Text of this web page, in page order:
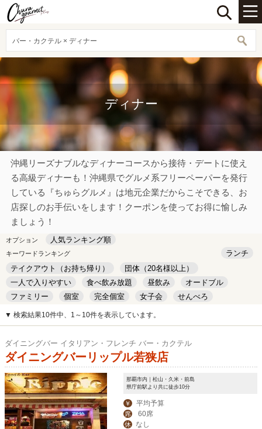
バー・カクテル × ディナー
ディナー
沖縄リーズナブルなディナーコースから接待・デートに使え
る高級ディナーも！沖縄県でグルメ系フリーペーパーを発行
している『ちゅらグルメ』は地元企業だからこそできる、お
店探しのお手伝いをします！クーポンを使ってお得に愉しみ
ましょう！
オプション 人気ランキング順
キーワードランキング
ランチ
テイクアウト（お持ち帰り）
団体（20名様以上）
一人で入りやすい
食べ飲み放題 昼飲み
オードブル
ファミリー
個室 完全個室 女子会
せんべろ
キッズルーム
安い デート
▼ 検索結果10件中、1～10件を表示しています。
ダイニングバー イタリアン・フレンチ バー・カクテル
ダイニングバーリップル若狭店
那覇市内｜松山・久米・前島
県庁前駅より共に徒歩10分
￥ 平均予算
席 60席
休 なし